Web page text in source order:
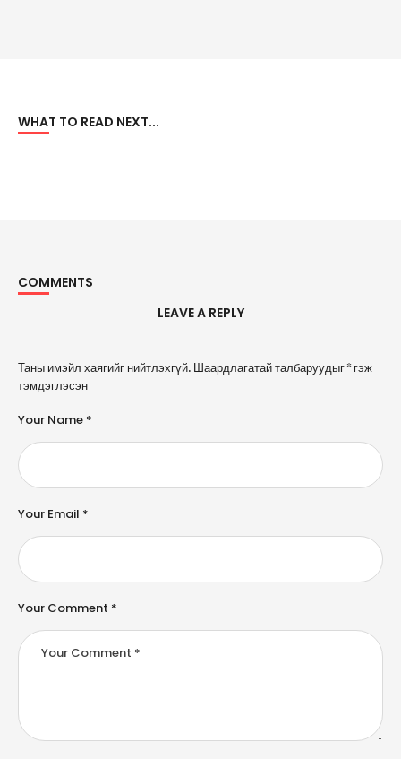
WHAT TO READ NEXT...
COMMENTS
LEAVE A REPLY
Таны имэйл хаягийг нийтлэхгүй. Шаардлагатай талбаруудыг*гэж
тэмдэглэсэн
Your Comment *
Your Name *
Your Email *
A
l
e
n
a
ti
e